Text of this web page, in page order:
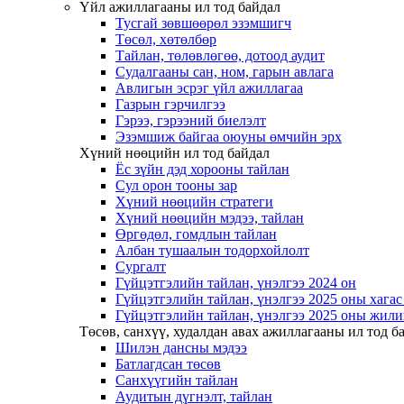
Үйл ажиллагааны ил тод байдал
Тусгай зөвшөөрөл эзэмшигч
Төсөл, хөтөлбөр
Тайлан, төлөвлөгөө, дотоод аудит
Судалгааны сан, ном, гарын авлага
Авлигын эсрэг үйл ажиллагаа
Газрын гэрчилгээ
Гэрээ, гэрээний биелэлт
Эзэмшиж байгаа оюуны өмчийн эрх
Хүний нөөцийн ил тод байдал
Ёс зүйн дэд хорооны тайлан
Сул орон тооны зар
Хүний нөөцийн стратеги
Хүний нөөцийн мэдээ, тайлан
Өргөдөл, гомдлын тайлан
Албан тушаалын тодорхойлолт
Сургалт
Гүйцэтгэлийн тайлан, үнэлгээ 2024 он
Гүйцэтгэлийн тайлан, үнэлгээ 2025 оны
Гүйцэтгэлийн тайлан, үнэлгээ 2025 оны
Төсөв, санхүү, худалдан авах ажиллагааны ил тод
Шилэн дансны мэдээ
Батлагдсан төсөв
Санхүүгийн тайлан
Аудитын дүгнэлт, тайлан